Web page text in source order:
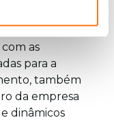
internae
com as
para a
também
da empresa
dinâmicos